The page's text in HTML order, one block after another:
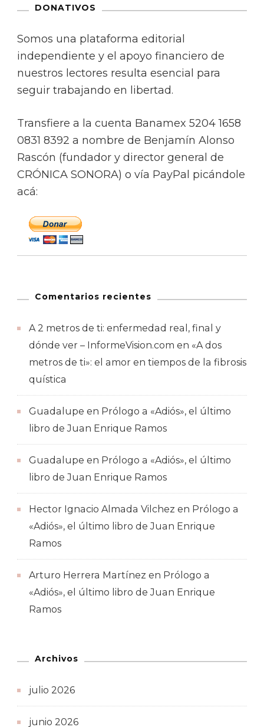
DONATIVOS
Somos una plataforma editorial
independiente y el apoyo financiero de
nuestros lectores resulta esencial para
seguir trabajando en libertad.
Transfiere a la cuenta Banamex 5204 1658
0831 8392 a nombre de Benjamín Alonso
Rascón (fundador y director general de
CRÓNICA SONORA) o vía PayPal picándole
acá:
Comentarios recientes
A 2 metros de ti: enfermedad real, final y
dónde ver – InformeVision.com en «A dos
metros de ti»: el amor en tiempos de la fibrosis
quística
Guadalupe en Prólogo a «Adiós», el último
libro de Juan Enrique Ramos
Guadalupe en Prólogo a «Adiós», el último
libro de Juan Enrique Ramos
Hector Ignacio Almada Vilchez en Prólogo a
«Adiós», el último libro de Juan Enrique
Ramos
Arturo Herrera Martínez en Prólogo a
«Adiós», el último libro de Juan Enrique
Ramos
Archivos
julio 2026
junio 2026